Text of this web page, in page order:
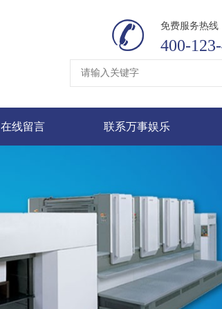
免费服务热线
400-
在线留言 联系万事娱乐